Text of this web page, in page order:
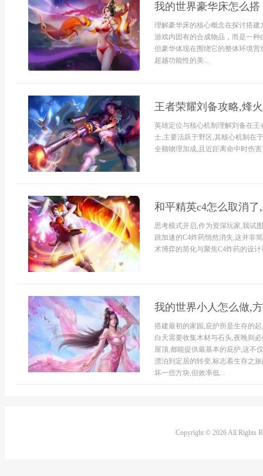
我的世界豪华床怎么
理解豪华床的核心概念在探讨搭
游戏内固有的合成物品，而是一
但豪华体现在围绕它的整体环境
超越功能性的美...
王者荣耀刘备攻略,烽
英雄定位与核心机制理解刘备在
士,主要活跃于野区,其核心机制在
全额物理加成,且近距离命中时伤
和平精英c4怎么取消
思考模式开启,作为资深玩家,我试
跳加速的C4炸药悄然消失,这并非
术博弈的简化与聚焦C4炸药的设
我的世界小人怎么做,
搭建最初的家园,庇护所是生存的
白天需要收集木材与石头,夜晚则
屋顶,都能提供最基本的庇护,这不
漂泊到定居的转变,标志着生存之
坏一些方块,但效率低...
Copyright © 2026 All Rights